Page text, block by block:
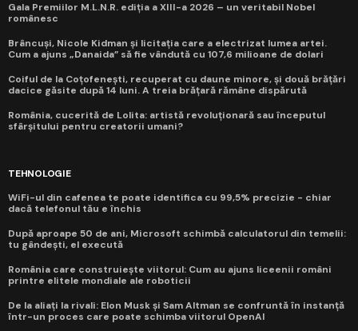
Gala Premiilor M.L.N.R. ediția a XIII-a 2026 – un veritabil Nobel
românesc
Brâncuși, Nicole Kidman și licitația care a electrizat lumea artei.
Cum a ajuns „Danaida” să fie vândută cu 107,6 milioane de dolari
Coiful de la Coțofenești, recuperat cu daune minore, și două brățări
dacice găsite după 14 luni. A treia brățară rămâne dispărută
România, cucerită de Lolita: artistă revoluționară sau începutul
sfârșitului pentru creatorii umani?
TEHNOLOGIE
WiFi-ul din cafenea te poate identifica cu 99,5% precizie - chiar
dacă telefonul tău e închis
După aproape 50 de ani, Microsoft schimbă calculatorul din temelii:
tu gândești, el execută
România care construiește viitorul: Cum au ajuns liceenii români
printre elitele mondiale ale roboticii
De la aliați la rivali: Elon Musk și Sam Altman se confruntă în instanță
într-un proces care poate schimba viitorul OpenAI